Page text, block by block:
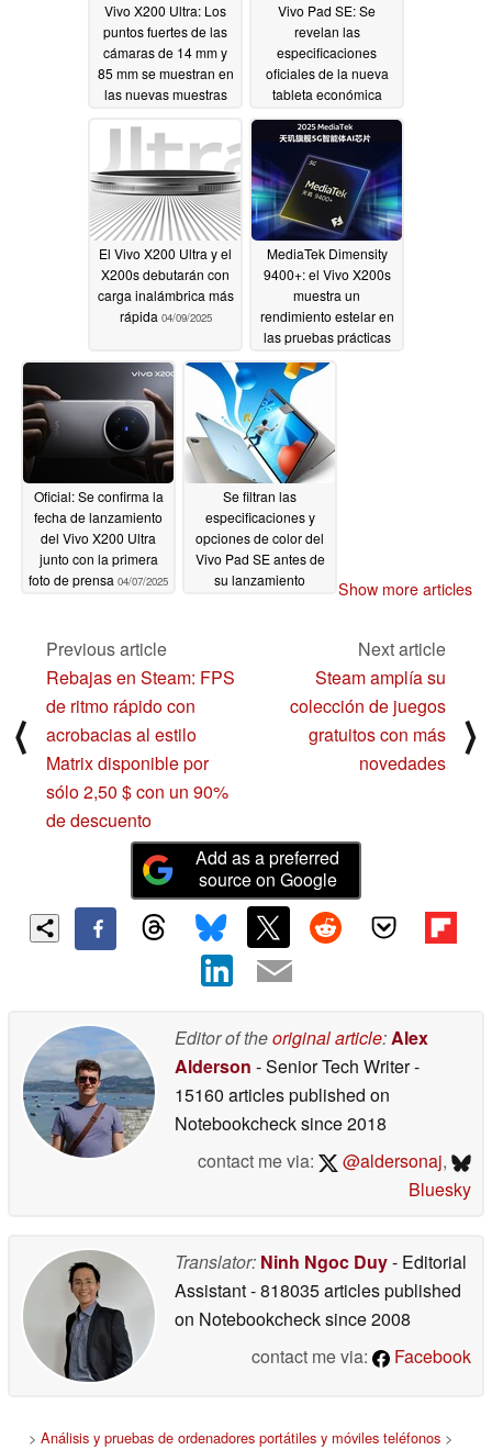
Vivo X200 Ultra: Los
puntos fuertes de las
cámaras de 14 mm y
85 mm se muestran en
las nuevas muestras
mientras aparece en
línea el primer vídeo
unboxing04/16/2025
Vivo Pad SE: Se
revelan las
especificaciones
oficiales de la nueva
tableta económica
04/16/2025
El Vivo X200 Ultra y el
X200s debutarán con
carga inalámbrica más
rápida 04/09/2025
MediaTek Dimensity
9400+: el Vivo X200s
muestra un
rendimiento estelar en
las pruebas prácticas
Oficial: Se confirma la
fecha de lanzamiento
del Vivo X200 Ultra
junto con la primera
foto de prensa 04/07/2025
Se filtran las
especificaciones y
opciones de color del
Vivo Pad SE antes de
su lanzamiento
Show more articles
⟨
Previous article
Rebajas en Steam: FPS
de ritmo rápido con
acrobacias al estilo
Matrix disponible por
sólo 2,50 $ con un 90%
de descuento
Next article
Steam amplía su
colección de juegos
gratuitos con más
novedades
⟩
Add as a preferred
source on Google
Editor of theoriginal article:Alex
Alderson - Senior Tech Writer-
15160 articles published on
Notebookchecksince 2018
contact me via:
@aldersonaj,
Bluesky
Translator: Ninh Ngoc Duy- Editorial
Assistant- 818035 articles published
on Notebookchecksince 2008
contact me via:
Facebook
> Análisis y pruebas de ordenadores portátiles y móviles teléfonos >